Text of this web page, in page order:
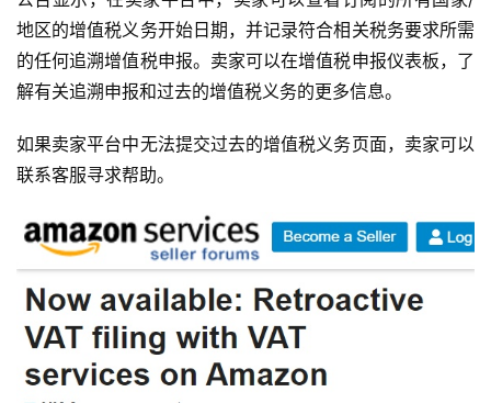
地区的增值税义务开始日期，并记录符合相关税务要求所需
的任何追溯增值税申报。卖家可以在增值税申报仪表板，了
解有关追溯申报和过去的增值税义务的更多信息。
如果卖家平台中无法提交过去的增值税义务页面，卖家可以
联系客服寻求帮助。